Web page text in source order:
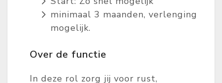
minimaal 3 maanden, verlenging
mogelijk.
Over de functie
In deze rol zorg jij voor rust,